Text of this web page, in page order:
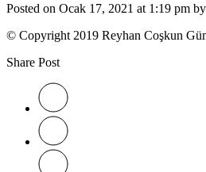
Posted on Ocak 17, 2021 at 1:19 pm by
© Copyright 2019 Reyhan Coşkun
Share Post